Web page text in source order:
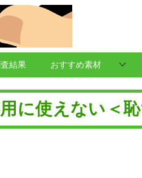
結果 おすすめ素材
に使えない＜